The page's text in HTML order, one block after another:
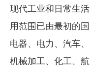
现代工业和日常生
用范围已由最初的
电器、电力、汽车
机械加工、化工、